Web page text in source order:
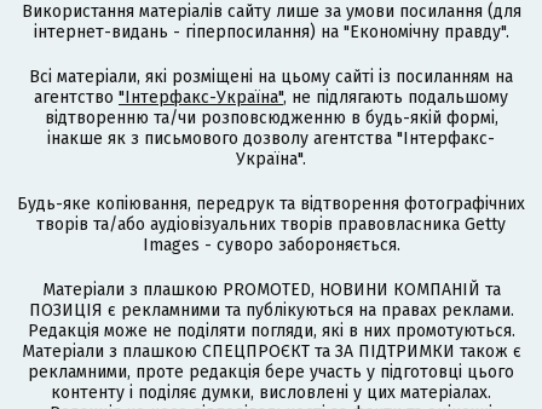
Використання матеріалів сайту лише за умови посилання (для
інтернет-видань - гіперпосилання) на "Економічну правду".
Всі матеріали, які розміщені на цьому сайті із посиланням на
агентство "Інтерфакс-Україна", не підлягають подальшому
відтворенню та/чи розповсюдженню в будь-якій формі,
інакше як з письмового дозволу агентства "Інтерфакс-
Україна".
Будь-яке копіювання, передрук та відтворення фотографічних
творів та/або аудіовізуальних творів правовласника Getty
Images - суворо забороняється.
Матеріали з плашкою PROMOTED, НОВИНИ КОМПАНІЙ та
ПОЗИЦІЯ є рекламними та публікуються на правах реклами.
Редакція може не поділяти погляди, які в них промотуються.
Матеріали з плашкою СПЕЦПРОЄКТ та ЗА ПІДТРИМКИ також є
рекламними, проте редакція бере участь у підготовці цього
контенту і поділяє думки, висловлені у цих матеріалах.